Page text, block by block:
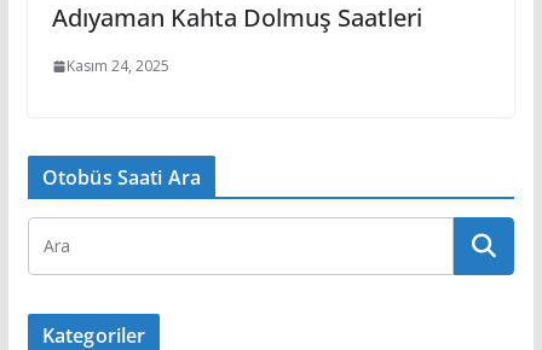
Adıyaman Kahta Dolmuş Saatleri
Kasım 24, 2025
Otobüs Saati Ara
Kategoriler